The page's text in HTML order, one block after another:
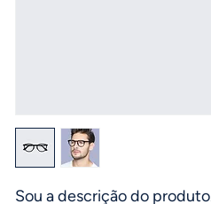
Sou a descrição do